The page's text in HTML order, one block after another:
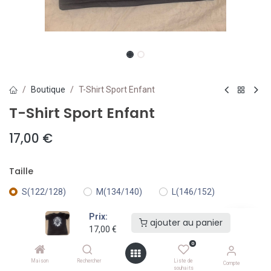
Prix:
17,00 €
ajouter au panier
Maison Rechercher
0
Liste de
souhaits
Compte
Boutique T-Shirt Sport Enfant
T-Shirt Sport Enfant
17,00 €
Taille
S(122/128) M(134/140) L(146/152)
XL(158/164)
Couleur